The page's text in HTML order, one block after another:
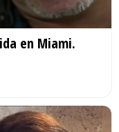
en Miami.